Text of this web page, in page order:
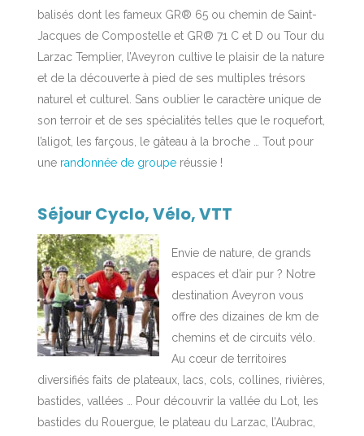
balisés dont les fameux GR® 65 ou chemin de Saint-
Jacques de Compostelle et GR® 71 C et D ou Tour du
Larzac Templier, l’Aveyron cultive le plaisir de la nature
et de la découverte à pied de ses multiples trésors
naturel et culturel. Sans oublier le caractère unique de
son terroir et de ses spécialités telles que le roquefort,
l’aligot, les farçous, le gâteau à la broche … Tout pour
une randonnée de groupe réussie !
Séjour Cyclo, Vélo, VTT
Envie de nature, de grands
espaces et d’air pur ? Notre
destination Aveyron vous
offre des dizaines de km de
chemins et de circuits vélo.
Au cœur de territoires
diversifiés faits de plateaux, lacs, cols, collines, rivières,
bastides, vallées … Pour découvrir la vallée du Lot, les
bastides du Rouergue, le plateau du Larzac, l’Aubrac,